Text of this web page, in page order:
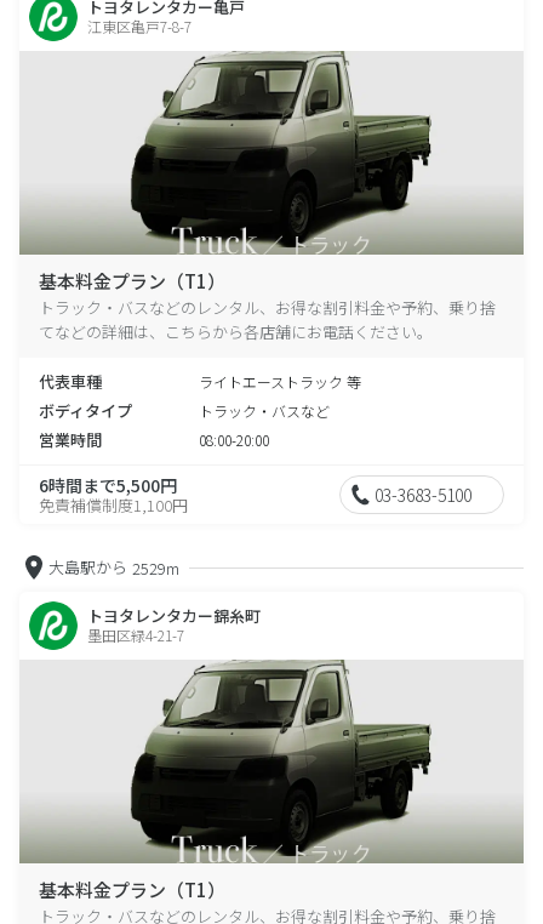
トヨタレンタカー亀戸
江東区亀戸7-8-7
基本料金プラン（T1）
トラック・バスなどのレンタル、お得な割引料金や予約、乗り捨
てなどの詳細は、こちらから各店舗にお電話ください。
代表車種 ライトエーストラック 等
ボディタイプ トラック・バスなど
営業時間 08:00-20:00
6時間まで5,500円
免責補償制度1,100円 03-3683-5100
大島駅から 2529m
トヨタレンタカー錦糸町
墨田区緑4-21-7
基本料金プラン（T1）
トラック・バスなどのレンタル、お得な割引料金や予約、乗り捨